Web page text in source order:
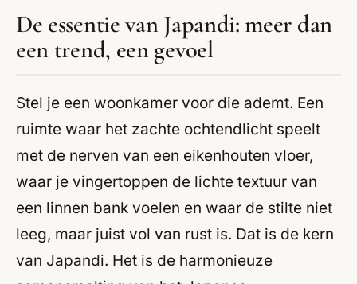
De essentie van Japandi: meer dan
een trend, een gevoel
Stel je een woonkamer voor die ademt. Een
ruimte waar het zachte ochtendlicht speelt
met de nerven van een eikenhouten vloer,
waar je vingertoppen de lichte textuur van
een linnen bank voelen en waar de stilte niet
leeg, maar juist vol van rust is. Dat is de kern
van Japandi. Het is de harmonieuze